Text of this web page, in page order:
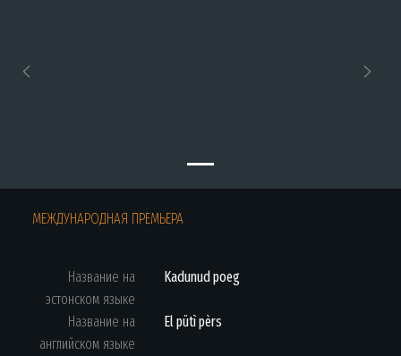
МЕЖДУНАРОДНАЯ ПРЕМЬЕРА
Название на
эстонском языке
Kadunud poeg
Название на
английском языке
El pütì pèrs